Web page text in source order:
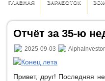
ГЛАВНАЯ ЗАРАБОТОК
Отчёт за 35-ю
2025-09-03 AlphaInvestor
Привет, друг! Последняя